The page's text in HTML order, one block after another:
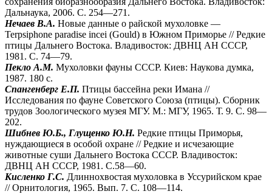
Дальнаука, 2006. С. 254—271.
Нечаев В.А. Новые данные о райской мухоловке —
Terpsiphone paradise incei (Gould) в Южном Приморье // Редкие
птицы Дальнего Востока. Владивосток: ДВНЦ АН СССР,
1981. С. 74—79.
Пекло А.М. Мухоловки фауны СССР. Киев: Наукова думка,
1987. 180 с.
Спангенберг Е.П. Птицы бассейна реки Имана //
Исследования по фауне Советского Союза (птицы). Сборник
трудов Зоологического музея МГУ. М.: МГУ, 1965. Т. 9. С. 98—
202.
Шибнев Ю.Б., Глущенко Ю.Н. Редкие птицы Приморья,
нуждающиеся в особой охране // Редкие и исчезающие
животные суши Дальнего Востока СССР. Владивосток:
ДВНЦ АН СССР, 1981. С.58—60.
Кисленко Г.С. Длиннохвостая мухоловка в Уссурийском крае
// Орнитология, 1965. Вып. 7. С. 108—114.